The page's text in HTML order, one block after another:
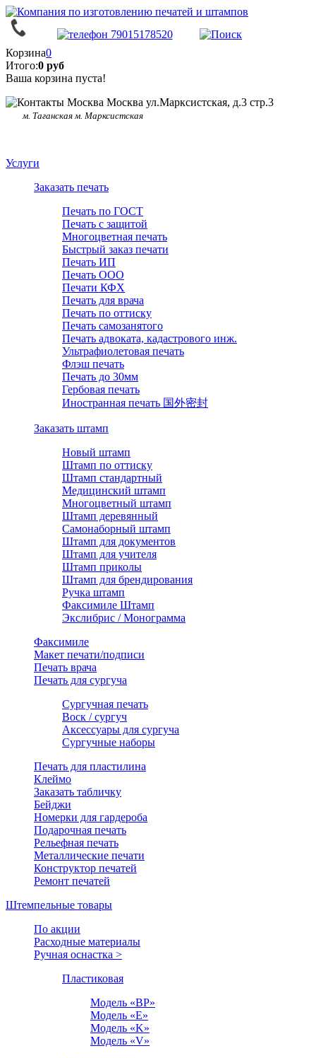
Корзина0
Итого:0 руб
Ваша корзина пуста!
Москва ул.Марксистская, д.3 стр.3
м. Таганская м. Марксистская
Услуги
Заказать печать
Печать по ГОСТ
Печать с защитой
Многоцветная печать
Быстрый заказ печати
Печать ИП
Печать ООО
Печати КФХ
Печать для врача
Печать по оттиску
Печать самозанятого
Печать адвоката, кадастрового инж.
Ультрафиолетовая печать
Флэш печать
Печать до 30мм
Гербовая печать
Иностранная печать 国外密封
Заказать штамп
Новый штамп
Штамп по оттиску
Штамп стандартный
Медицинский штамп
Многоцветный штамп
Штамп деревянный
Самонаборный штамп
Штамп для документов
Штамп для учителя
Штамп приколы
Штамп для брендирования
Ручка штамп
Факсимиле Штамп
Экслибрис / Монограмма
Факсимиле
Макет печати/подписи
Печать врача
Печать для сургуча
Сургучная печать
Воск / сургуч
Аксессуары для сургуча
Сургучные наборы
Печать для пластилина
Клеймо
Заказать табличку
Бейджи
Номерки для гардероба
Подарочная печать
Рельефная печать
Металлические печати
Конструктор печатей
Ремонт печатей
Штемпельные товары
По акции
Расходные материалы
Ручная оснастка >
Пластиковая
Модель «BP»
Модель «E»
Модель «K»
Модель «V»